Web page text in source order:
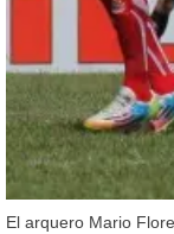
El arquero Mario